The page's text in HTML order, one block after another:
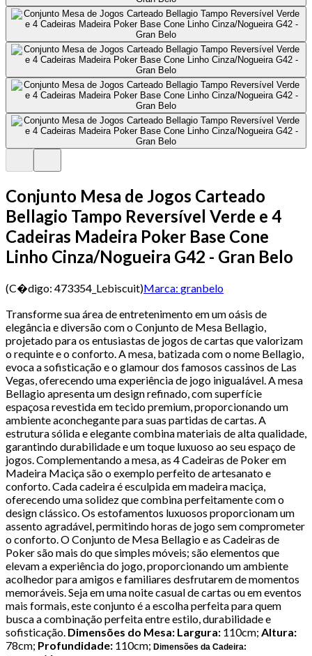
Conjunto Mesa de Jogos Carteado
Bellagio Tampo Reversível Verde e 4
Cadeiras Madeira Poker Base Cone
Linho Cinza/Nogueira G42 - Gran Belo
(C�digo: 473354_Lebiscuit)Marca: granbelo
Transforme sua área de entretenimento em um oásis de
elegância e diversão com o Conjunto de Mesa Bellagio,
projetado para os entusiastas de jogos de cartas que valorizam
o requinte e o conforto. A mesa, batizada com o nome Bellagio,
evoca a sofisticação e o glamour dos famosos cassinos de Las
Vegas, oferecendo uma experiência de jogo inigualável. A mesa
Bellagio apresenta um design refinado, com superfície
espaçosa revestida em tecido premium, proporcionando um
ambiente aconchegante para suas partidas de cartas. A
estrutura sólida e elegante combina materiais de alta qualidade,
garantindo durabilidade e um toque luxuoso ao seu espaço de
jogos. Complementando a mesa, as 4 Cadeiras de Poker em
Madeira Maciça são o exemplo perfeito de artesanato e
conforto. Cada cadeira é esculpida em madeira maciça,
oferecendo uma solidez que combina perfeitamente com o
design clássico. Os estofamentos luxuosos proporcionam um
assento agradável, permitindo horas de jogo sem comprometer
o conforto. O Conjunto de Mesa Bellagio e as Cadeiras de
Poker são mais do que simples móveis; são elementos que
elevam a experiência do jogo, proporcionando um ambiente
acolhedor para amigos e familiares desfrutarem de momentos
memoráveis. Seja em uma noite casual de cartas ou em eventos
mais formais, este conjunto é a escolha perfeita para quem
busca a combinação perfeita entre estilo, durabilidade e
sofisticação. Dimensões do Mesa: Largura: 110cm; Altura:
78cm; Profundidade: 110cm; Dimensões da Cadeira: